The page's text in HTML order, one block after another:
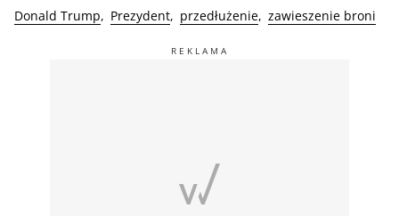
Donald Trump Prezydent przedłużenie zawieszenie broni